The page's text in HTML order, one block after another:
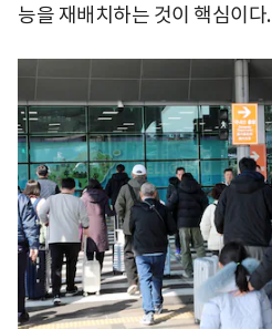
능을 재배치하는 것이 핵심이다.